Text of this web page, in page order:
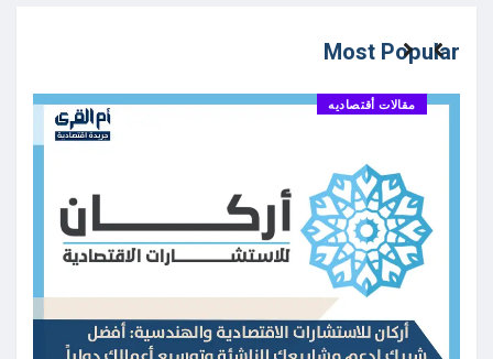
Most Popular
مقالات أقتصاديه